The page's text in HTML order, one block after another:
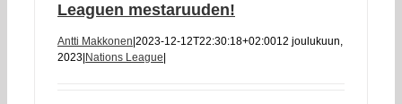
Leaguen mestaruuden!
Antti Makkonen 2023-12-12T22:30:18+02:0012 joulukuun,
2023 Nations League